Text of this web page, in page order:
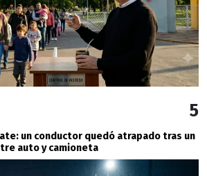
5
un conductor quedó atrapado tras un
auto y camioneta